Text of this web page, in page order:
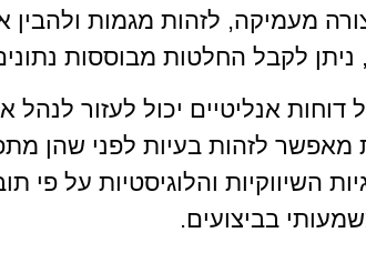
מעמיקה, לזהות מגמות
ניתן לקבל החלטות מבוססות
דוחות אנליטיים יכול לעזור
מאפשר לזהות בעיות לפני שהן
השיווקיות והלוגיסטיות על פי
בביצועים.